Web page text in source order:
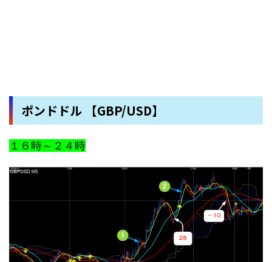
ポンドドル 【GBP/USD】
１６時～２４時